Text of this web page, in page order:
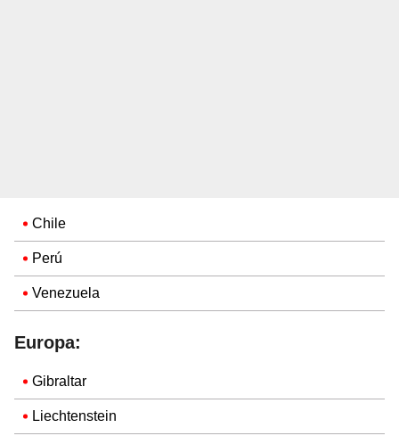
Chile
Perú
Venezuela
Europa:
Gibraltar
Liechtenstein